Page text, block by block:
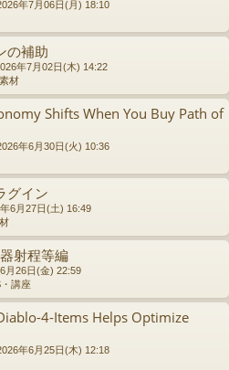
年7月06日(月) 18:10
の補助
年7月02日(木) 14:22
材
Shifts When You Buy Path of
年6月30日(火) 10:36
グイン
6月27日(土) 16:49
射程等編
月26日(金) 22:59
講座
4-Items Helps Optimize
年6月25日(木) 12:18